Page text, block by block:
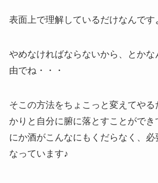
表面上で理解しているだけなんです
やめなければならないから、とかな
由でね・・・
そこの方法をちょこっと変えてやる
かりと自分に腑に落とすことができ
にか酒がこんなにもくだらなく、必
なっています♪